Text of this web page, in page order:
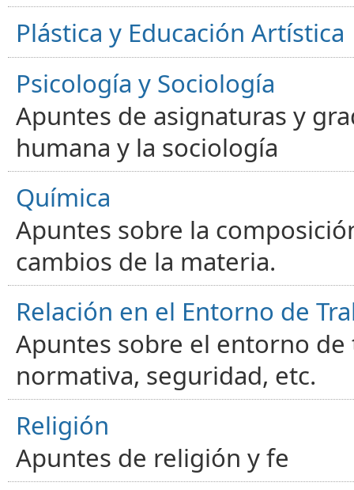
Plástica y Educación Artística
Psicología y Sociología
Apuntes de asignaturas y
humana y la sociología
Química
Apuntes sobre la
cambios de la materia.
Relación en el Entorno de
Apuntes sobre el entorno
normativa, seguridad, etc.
Religión
Apuntes de religión y fe